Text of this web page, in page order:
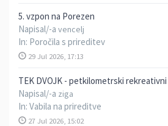
5. vzpon na Porezen
Napisal/-a vencelj
In: Poročila s prireditev
29 Jul 2026, 17:13
TEK DVOJK - petkilometrski rekreativni
Napisal/-a ziga
In: Vabila na prireditve
27 Jul 2026, 15:02